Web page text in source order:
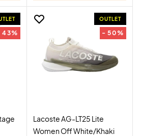
43%
OUTLET
- 50%
Lacoste AG-LT25 Lite
Women Off White/Khaki